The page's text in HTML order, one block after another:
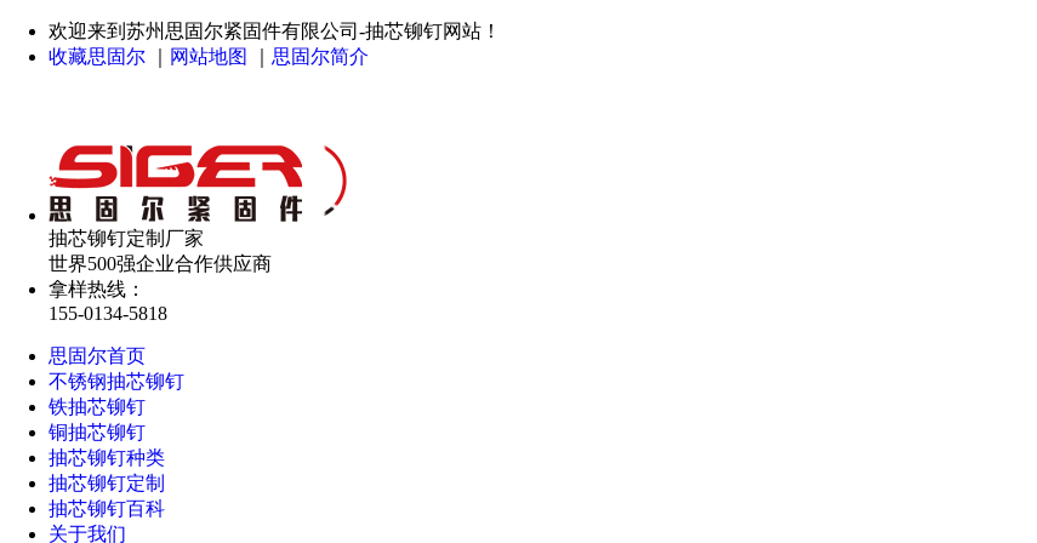
欢迎来到苏州思固尔紧固件有限公司-抽芯铆钉网站！
收藏思固尔
网站地图 思固尔简介
抽芯铆钉定制厂家
世界500强企业合作供应商
拿样热线：
155-0134-5818
思固尔首页
不锈钢抽芯铆钉
铁抽芯铆钉
铜抽芯铆钉
抽芯铆钉种类
抽芯铆钉定制
抽芯铆钉百科
关于我们